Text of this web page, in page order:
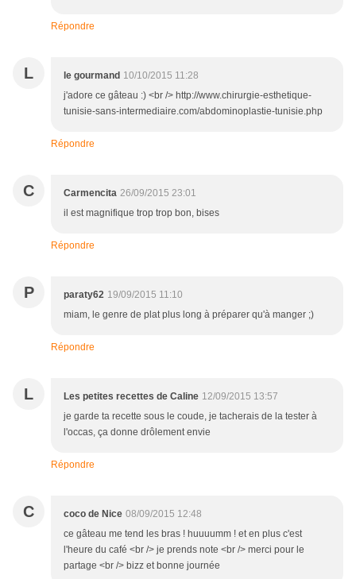
Répondre
L le gourmand 10/10/2015 11:28
j'adore ce gâteau :) <br /> http://www.chirurgie-esthetique-
tunisie-sans-intermediaire.com/abdominoplastie-tunisie.php
Répondre
C Carmencita 26/09/2015 23:01
il est magnifique trop trop bon, bises
Répondre
P paraty62 19/09/2015 11:10
miam, le genre de plat plus long à préparer qu'à manger ;)
Répondre
L Les petites recettes de Caline 12/09/2015 13:57
je garde ta recette sous le coude, je tacherais de la tester à
l'occas, ça donne drôlement envie
Répondre
C coco de Nice 08/09/2015 12:48
ce gâteau me tend les bras ! huuuumm ! et en plus c'est
l'heure du café <br /> je prends note <br /> merci pour le
partage <br /> bizz et bonne journée